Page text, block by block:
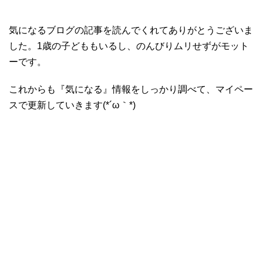
気になるブログの記事を読んでくれてありがとうございま
した。1歳の子どももいるし、のんびりムリせずがモット
ーです。
これからも『気になる』情報をしっかり調べて、マイペー
スで更新していきます(*´ω｀*)